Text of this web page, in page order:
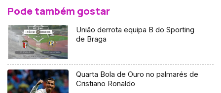
Pode também gostar
União derrota equipa B do Sporting
de Braga
Quarta Bola de Ouro no palmarés de
Cristiano Ronaldo